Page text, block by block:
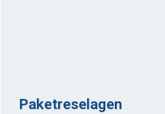
Paketreselagen